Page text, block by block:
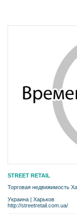
STREET RETAIL
Торговая недвижимость
Украина | Харьков
http://streetretail.com.ua/